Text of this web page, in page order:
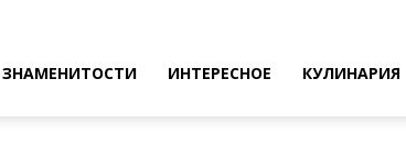
ЗНАМЕНИТОСТИ ИНТЕРЕСНОЕ КУЛИНАРИЯ